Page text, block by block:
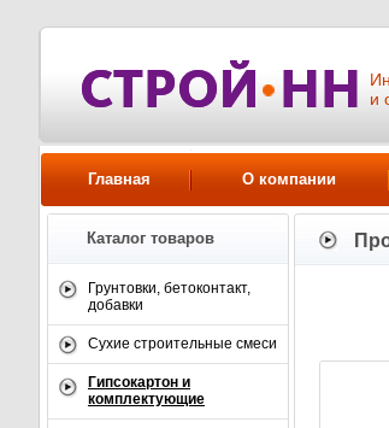
и
Главная О компании
Каталог товаров
Грунтовки, бетоконтакт,
добавки
Сухие строительные смеси
Гипсокартон и
комплектующие